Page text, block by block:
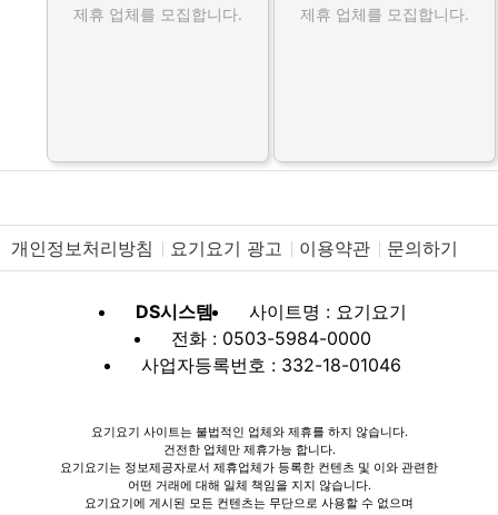
제휴 업체를 모집합니다. 제휴 업체를 모집합니다.
개인정보처리방침 요기요기 광고 이용약관 문의하기
DS시스템
사이트명 : 요기요기
전화 : 0503-5984-0000
사업자등록번호 : 332-18-01046
요기요기 사이트는 불법적인 업체와 제휴를 하지 않습니다.
건전한 업체만 제휴가능 합니다.
요기요기는 정보제공자로서 제휴업체가 등록한 컨텐츠 및 이와 관련한
어떤 거래에 대해 일체 책임을 지지 않습니다.
요기요기에 게시된 모든 컨텐츠는 무단으로 사용할 수 없으며